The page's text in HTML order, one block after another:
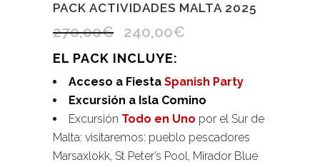
PACK ACTIVIDADES MALTA 2025
270,00€
El
precio
original
era:
270,00€.
240,00€
actual
es:
240,00€.
EL PACK INCLUYE:
Acceso a Fiesta Spanish Party
Excursión a Isla Comino
Excursión Todo en Uno por el Sur de
Malta: visitaremos: pueblo pescadores
Marsaxlokk, St Peter’s Pool, Mirador Blue